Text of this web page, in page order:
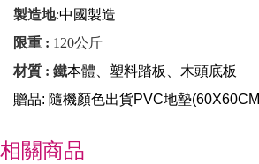
製造地:中國製造
限重 : 120公斤
材質 : 鐵本體、塑料踏板、木頭底板
贈品: 隨機顏色出貨PVC地墊(60X60CM
相關商品